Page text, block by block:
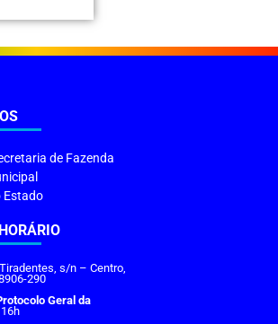
de Fazenda
Estado
s/n – Centro,
290
Geral da